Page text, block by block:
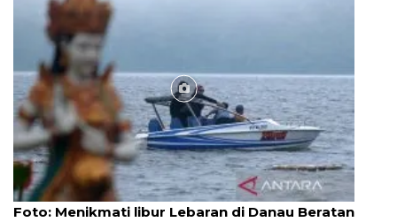
Foto
Foto: Menikmati libur Lebaran di Danau Beratan